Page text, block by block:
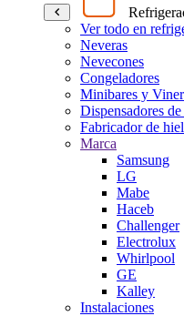
Ver todo en
Neveras
Nevecones
Congeladores
Minibares y
Dispensadores
Fabricador de
Marca
Samsung
LG
Mabe
Haceb
Challenger
Electrolux
Whirlpool
GE
Kalley
Instalaciones